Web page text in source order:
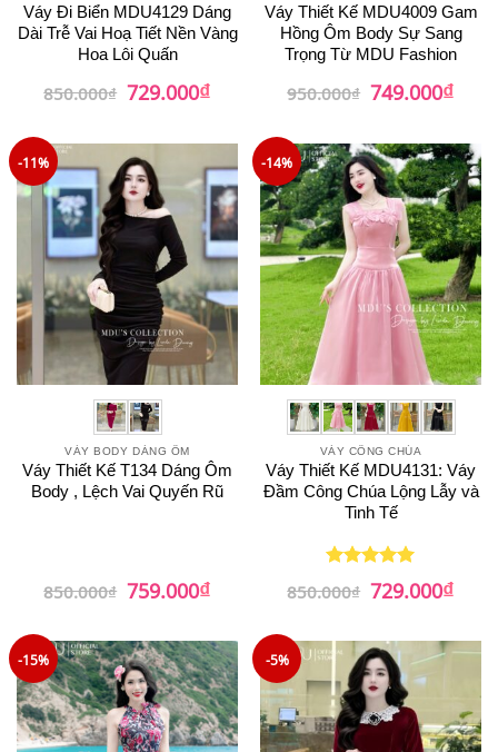
Váy Đi Biển MDU4129 Dáng
Dài Trễ Vai Hoạ Tiết Nền Vàng
Hoa Lôi Quấn
850.000₫ Giá
gốc
729.000₫Giá
hiện
729.000₫.
Váy Thiết Kế MDU4009 Gam
Hồng Ôm Body Sự Sang
Trọng Từ MDU Fashion
950.000₫ Giá
gốc
749.000₫Giá
hiện
-11%
VÁY BODY DÁNG ÔM
Váy Thiết Kế T134 Dáng Ôm
Body , Lệch Vai Quyến Rũ
850.000₫ Giá
gốc
759.000₫Giá
hiện
759.000₫.
-14%
VÁY CÔNG CHÚA
Váy Thiết Kế MDU4131: Váy
Đầm Công Chúa Lộng Lẫy và
Tinh Tế
Được xếp
hạng
55
850.000₫ Giá
gốc
729.000₫Giá
hiện
-15% -5%